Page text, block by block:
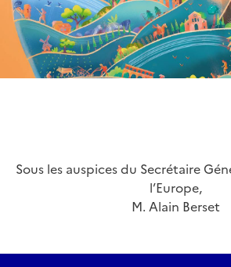
Sous les auspices du Secrétaire
l’Europe,
M. Alain Berset